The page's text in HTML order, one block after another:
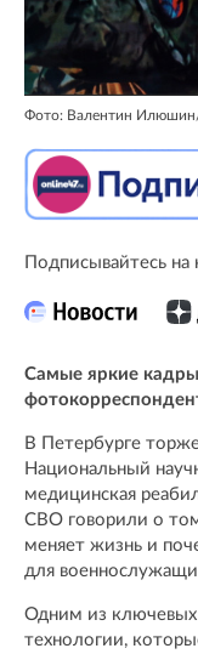
Фото: Валентин
Подписывайтесь на
Самые яркие
В Петербурге
Национальный
медицинская
СВО говорили о
меняет жизнь и
для
Одним из ключевых
технологии,